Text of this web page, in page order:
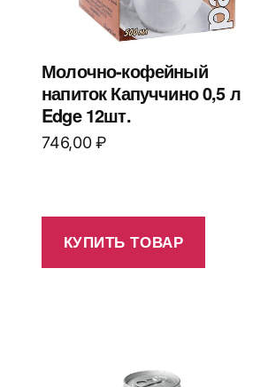
Молочно-кофейный
напиток Капуччино 0,5 л
Edge 12шт.
746,00₽
КУПИТЬ ТОВАР